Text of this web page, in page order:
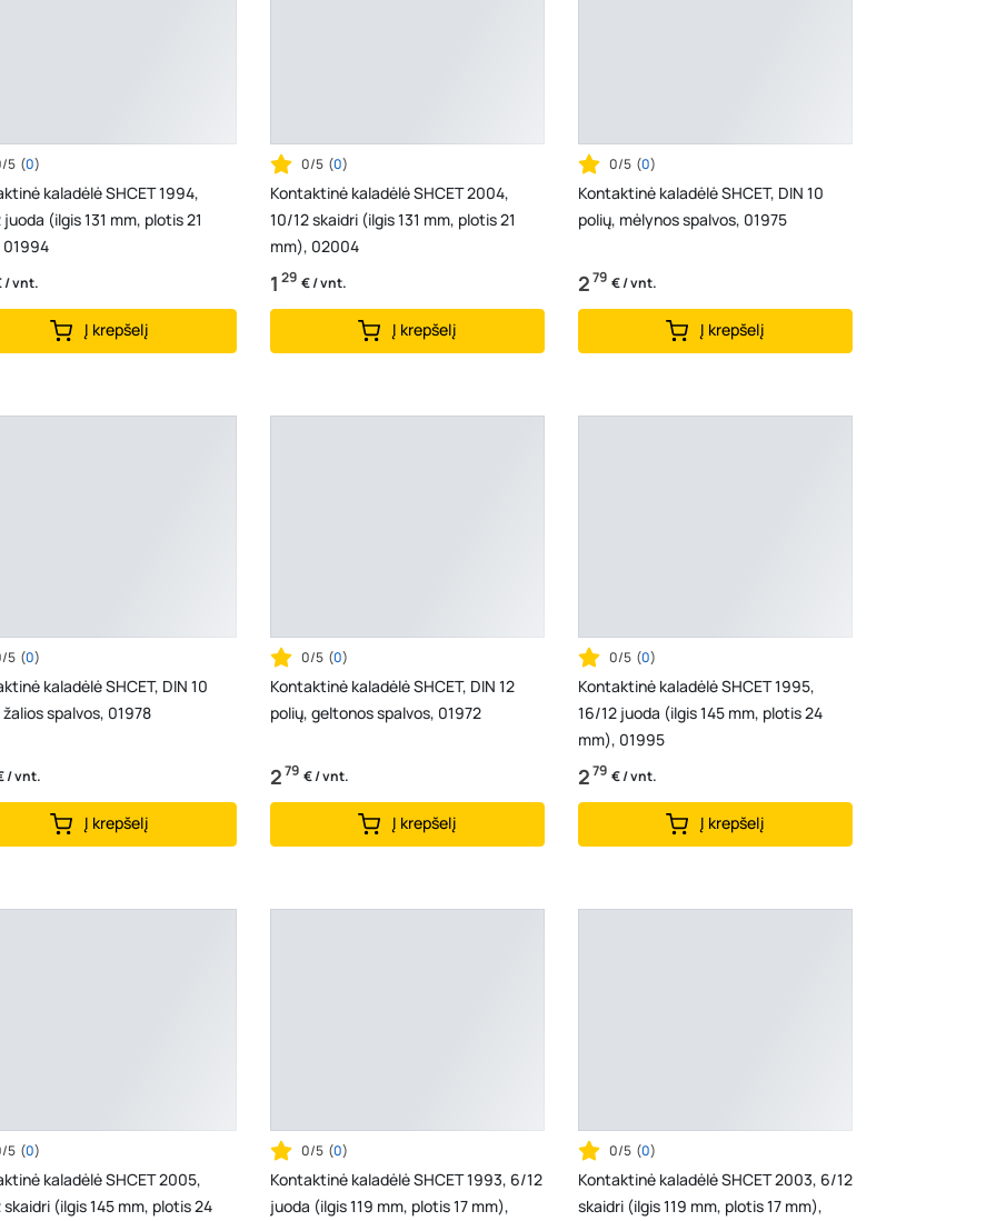
5 (0)
kaladėlė SHCET 1994,
juoda (ilgis 131 mm, plotis 21
01994
/ vnt.
Į krepšelį
0/5 (0)
Kontaktinė kaladėlė SHCET 2004,
10/12 skaidri (ilgis 131 mm, plotis 21
mm), 02004
1 29 € / vnt.
Į krepšelį
0/5 (0)
Kontaktinė kaladėlė SHCET, DIN 10
polių, mėlynos spalvos, 01975
279 € / vnt.
Į krepšelį
5 (0)
kaladėlė SHCET, DIN 10
žalios spalvos, 01978
/ vnt.
Į krepšelį
0/5 (0)
Kontaktinė kaladėlė SHCET, DIN 12
polių, geltonos spalvos, 01972
279 € / vnt.
Į krepšelį
0/5 (0)
Kontaktinė kaladėlė SHCET 1995,
16/12 juoda (ilgis 145 mm, plotis 24
mm), 01995
279 € / vnt.
Į krepšelį
5 (0)
kaladėlė SHCET 2005,
skaidri (ilgis 145 mm, plotis 24
0/5 (0)
Kontaktinė kaladėlė SHCET 1993, 6/12
juoda (ilgis 119 mm, plotis 17 mm),
0/5 (0)
Kontaktinė kaladėlė SHCET 2003, 6/12
skaidri (ilgis 119 mm, plotis 17 mm),